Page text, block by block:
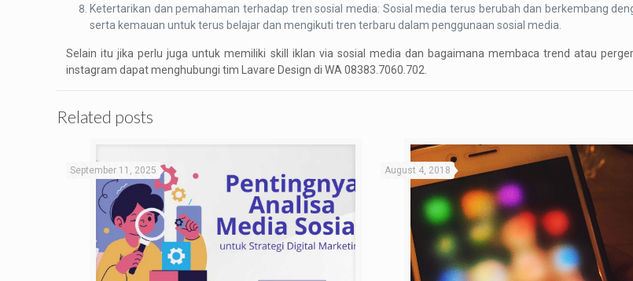
Ketertarikan dan pemahaman terhadap tren sosial media: Sosial media terus berubah dan berkembang
serta kemauan untuk terus belajar dan mengikuti tren terbaru dalam penggunaan sosial media.
Selain itu jika perlu juga untuk memiliki skill iklan via sosial media dan bagaimana membaca trend atau
instagram dapat menghubungi tim Lavare Design di WA 08383.7060.702.
Related posts
September 11, 2025 August 4, 2018